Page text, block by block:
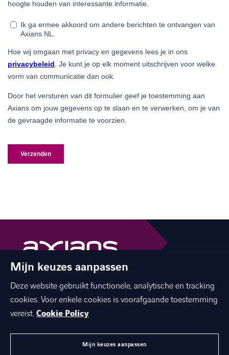
The best of ICT with a human touch
linkedinyoutubefacebook
twitterinstagram
Mijn keuzes aanpassen
Deze website gebruikt functionele, analytische en tracking
cookies. Voor enkele cookies is voorafgaande toestemming
vereist.Cookie Policy
Mijn keuzes aanpassen